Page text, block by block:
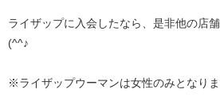
ライザップに入会したなら、是非他の店
(^^♪
※ライザップウーマンは女性のみとなりま